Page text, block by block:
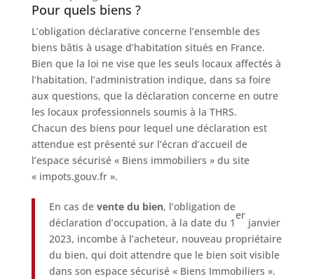
Pour quels biens ?
L’obligation déclarative concerne l’ensemble des
biens bâtis à usage d’habitation situés en France.
Bien que la loi ne vise que les seuls locaux affectés à
l’habitation, l’administration indique, dans sa foire
aux questions, que la déclaration concerne en outre
les locaux professionnels soumis à la THRS.
Chacun des biens pour lequel une déclaration est
attendue est présenté sur l’écran d’accueil de
l’espace sécurisé « Biens immobiliers » du site
« impots.gouv.fr ».
En cas de vente du bien, l’obligation de
déclaration d’occupation, à la date du 1
er
janvier
2023, incombe à l’acheteur, nouveau propriétaire
du bien, qui doit attendre que le bien soit visible
dans son espace sécurisé « Biens Immobiliers ».